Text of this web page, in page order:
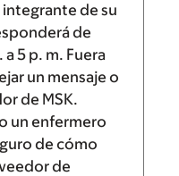
de su
de
a5 p. m. Fuera
un mensaje o
de MSK.
un enfermero
de cómo
de